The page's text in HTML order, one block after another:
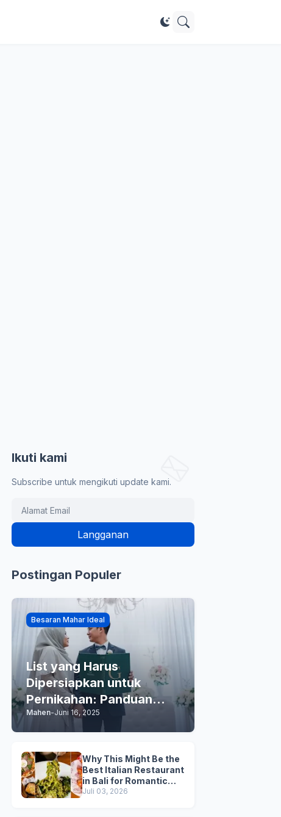
Ikuti kami
Subscribe untuk mengikuti update kami.
Postingan Populer
Besaran Mahar Ideal
List yang Harus
Dipersiapkan untuk
Pernikahan: Panduan
Praktis Anda
Mahen-Juni 16, 2025
Why This Might Be the
Best Italian Restaurant
in Bali for Romantic
Dinner, Family Dinner,
Juli 03, 2026